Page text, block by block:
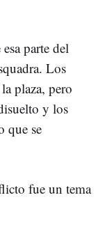
parte del
Los
plaza, pero
y los
que se
fue un tema